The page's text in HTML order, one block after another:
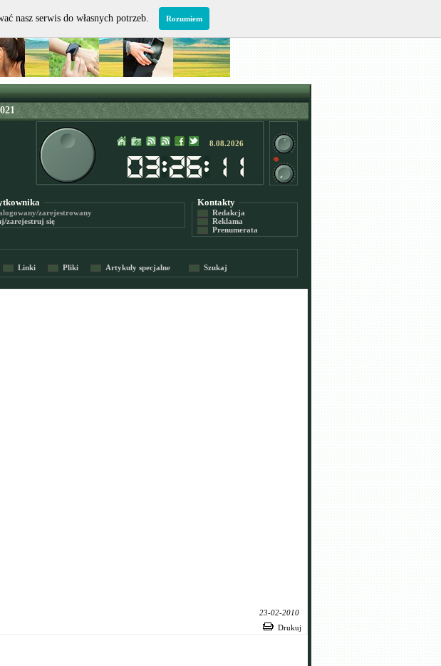
8.08.2026
zarejestrowany
zarejestruj się
Kontakty
Redakcja
Reklama
Prenumerata
Linki Pliki Artykuły specjalne Szukaj
23-02-2010
Drukuj
nasz serwis do własnych potrzeb. Rozumiem